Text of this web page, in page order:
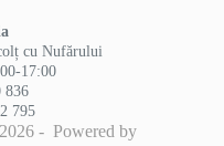
cu Nufărului
17:00
836
795
- Powered by